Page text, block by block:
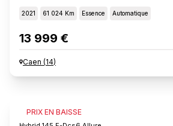
2021 61 024 Km Essence Automatique
13 999 €
Caen (14)
PRIX EN BAISSE
PEUGEOT 2008